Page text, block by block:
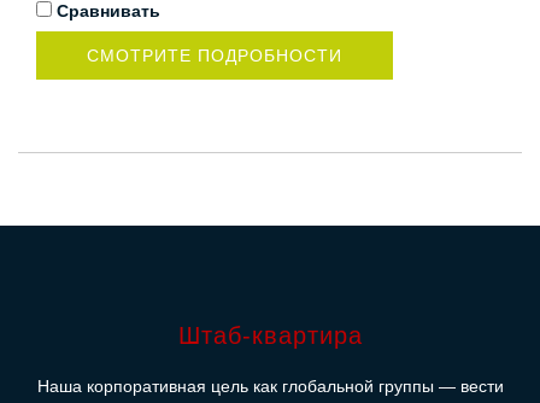
Сравнивать
СМОТРИТЕ ПОДРОБНОСТИ
Штаб-квартира
Наша корпоративная цель как глобальной группы — вести